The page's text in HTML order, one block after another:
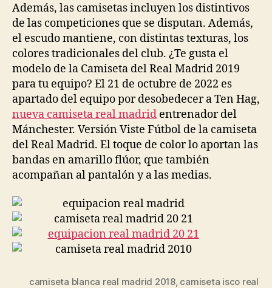
Además, las camisetas incluyen los distintivos
de las competiciones que se disputan. Además,
el escudo mantiene, con distintas texturas, los
colores tradicionales del club. ¿Te gusta el
modelo de la Camiseta del Real Madrid 2019
para tu equipo? El 21 de octubre de 2022 es
apartado del equipo por desobedecer a Ten Hag,
nueva camiseta real madrid entrenador del
Mánchester. Versión Viste Fútbol de la camiseta
del Real Madrid. El toque de color lo aportan las
bandas en amarillo flúor, que también
acompañan al pantalón y a las medias.
camiseta blanca real madrid 2018, camiseta isco real